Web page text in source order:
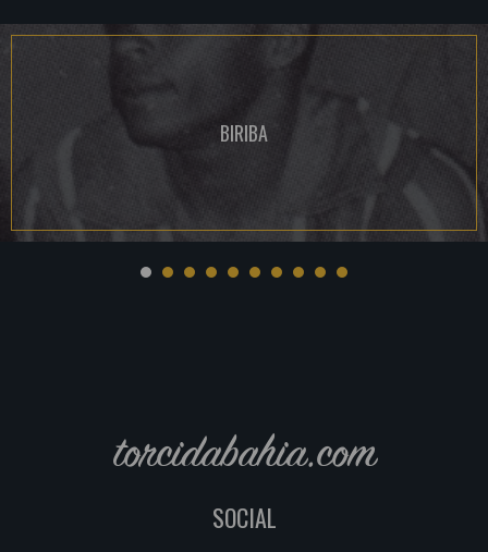
BIRIBA
torcidabahia.com
SOCIAL